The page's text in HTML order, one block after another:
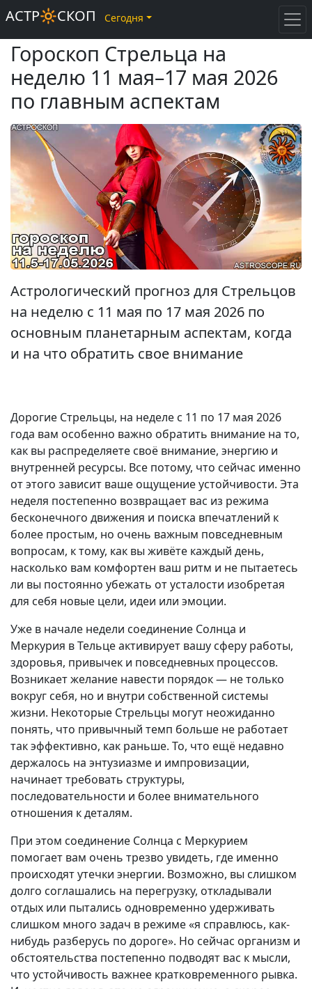
Гороскоп Стрельца на
неделю 11 мая–17 мая 2026
по главным аспектам
Астрологический прогноз для Стрельцов
на неделю с 11 мая по 17 мая 2026 по
основным планетарным аспектам, когда
и на что обратить свое внимание
Дорогие Стрельцы, на неделе с 11 по 17 мая 2026
года вам особенно важно обратить внимание на то,
как вы распределяете своё внимание, энергию и
внутренней ресурсы. Все потому, что сейчас именно
от этого зависит ваше ощущение устойчивости. Эта
неделя постепенно возвращает вас из режима
бесконечного движения и поиска впечатлений к
более простым, но очень важным повседневным
вопросам, к тому, как вы живёте каждый день,
насколько вам комфортен ваш ритм и не пытаетесь
ли вы постоянно убежать от усталости изобретая
для себя новые цели, идеи или эмоции.
Уже в начале недели соединение Солнца и
Меркурия в Тельце активирует вашу сферу работы,
здоровья, привычек и повседневных процессов.
Возникает желание навести порядок — не только
вокруг себя, но и внутри собственной системы
жизни. Некоторые Стрельцы могут неожиданно
понять, что привычный темп больше не работает
так эффективно, как раньше. То, что ещё недавно
держалось на энтузиазме и импровизации,
начинает требовать структуры,
последовательности и более внимательного
отношения к деталям.
При этом соединение Солнца с Меркурием
помогает вам очень трезво увидеть, где именно
происходят утечки энергии. Возможно, вы слишком
долго соглашались на перегрузку, откладывали
отдых или пытались одновременно удерживать
слишком много задач в режиме «я справлюсь, как-
нибудь разберусь по дороге». Но сейчас организм и
обстоятельства постепенно подводят вас к мысли,
что устойчивость важнее кратковременного рывка.
АСТР🔆СКОП Сегодня